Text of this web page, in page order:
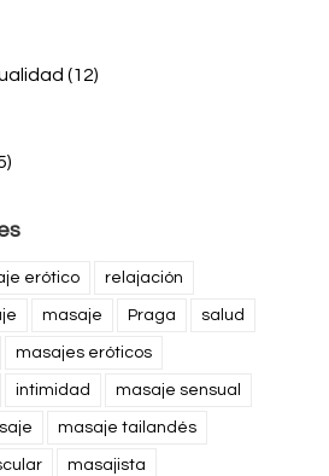
(12)
erótico relajación
masaje Praga salud
masajes eróticos
intimidad masaje sensual
masaje tailandés
masajista